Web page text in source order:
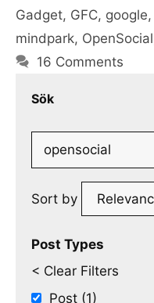
Gadget, GFC, google,
mindpark, OpenSocial
16 Comments
Sök
Sort by
Post Types
< Clear Filters
Post (1)